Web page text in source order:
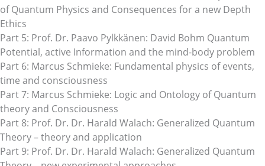
of Quantum Physics and Consequences for a new Depth
Ethics
Part 5: Prof. Dr. Paavo Pylkkänen: David Bohm Quantum
Potential, active Information and the mind-body problem
Part 6: Marcus Schmieke: Fundamental physics of events,
time and consciousness
Part 7: Marcus Schmieke: Logic and Ontology of Quantum
theory and Consciousness
Part 8: Prof. Dr. Dr. Harald Walach: Generalized Quantum
Theory – theory and application
Part 9: Prof. Dr. Dr. Harald Walach: Generalized Quantum